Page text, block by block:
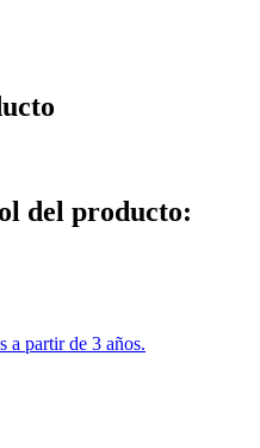
del producto:
a partir de 3 años.